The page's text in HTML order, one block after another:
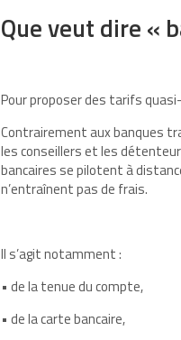
Que veut dire «
Pour proposer des tarifs
Contrairement aux banques
les conseillers et les
bancaires se pilotent à
n’entraînent pas de frais.
Il s’agit notamment :
• de la tenue du compte,
• de la carte bancaire,